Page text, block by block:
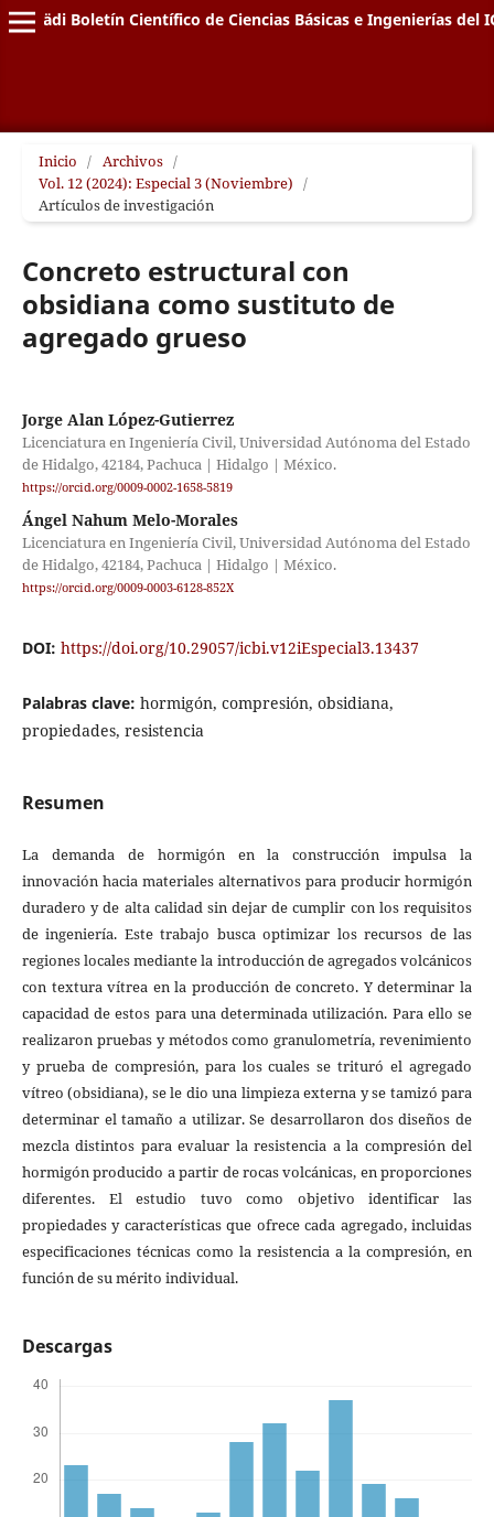
Pädi Boletín Científico de Ciencias Básicas e Ingenierías del
Inicio / Archivos /
Vol. 12 (2024): Especial 3 (Noviembre) /
Artículos de investigación
Concreto estructural con
obsidiana como sustituto de
agregado grueso
Jorge Alan López-Gutierrez
Licenciatura en Ingeniería Civil, Universidad Autónoma del Estado
de Hidalgo, 42184, Pachuca | Hidalgo | México.
https://orcid.org/0009-0002-1658-5819
Ángel Nahum Melo-Morales
Licenciatura en Ingeniería Civil, Universidad Autónoma del Estado
de Hidalgo, 42184, Pachuca | Hidalgo | México.
https://orcid.org/0009-0003-6128-852X
DOI: https://doi.org/10.29057/icbi.v12iEspecial3.13437
Palabras clave: hormigón, compresión, obsidiana,
propiedades, resistencia
Resumen
La demanda de hormigón en la construcción impulsa la
innovación hacia materiales alternativos para producir hormigón
duradero y de alta calidad sin dejar de cumplir con los requisitos
de ingeniería. Este trabajo busca optimizar los recursos de las
regiones locales mediante la introducción de agregados volcánicos
con textura vítrea en la producción de concreto. Y determinar la
capacidad de estos para una determinada utilización. Para ello se
realizaron pruebas y métodos como granulometría, revenimiento
y prueba de compresión, para los cuales se trituró el agregado
vítreo (obsidiana), se le dio una limpieza externa y se tamizó para
determinar el tamaño a utilizar. Se desarrollaron dos diseños de
mezcla distintos para evaluar la resistencia a la compresión del
hormigón producido a partir de rocas volcánicas, en proporciones
diferentes. El estudio tuvo como objetivo identificar las
propiedades y características que ofrece cada agregado, incluidas
especificaciones técnicas como la resistencia a la compresión, en
función de su mérito individual.
Descargas